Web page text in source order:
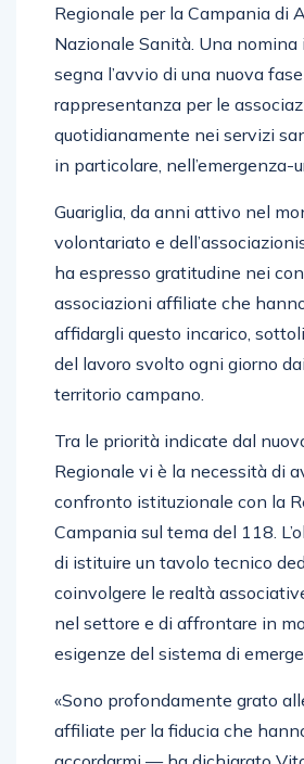
Regionale per la Campania di
Nazionale Sanità. Una
segna l’avvio di una nuova
rappresentanza per le
quotidianamente nei servizi
in particolare, nell’emergenza-
Guariglia, da anni attivo nel
volontariato e
ha espresso gratitudine nei
associazioni affiliate che
affidargli questo incarico,
del lavoro svolto ogni giorno
territorio campano.
Tra le priorità indicate dal
Regionale vi è la necessità di
confronto istituzionale con la
Campania sul tema del 118.
di istituire un tavolo tecnico
coinvolgere le realtà
nel settore e di affrontare in
esigenze del sistema di
«Sono profondamente grato
affiliate per la fiducia che